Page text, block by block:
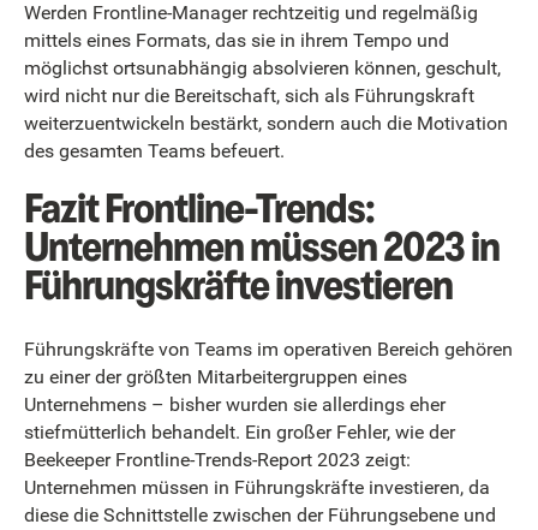
Werden Frontline-Manager rechtzeitig und regelmäßig
mittels eines Formats, das sie in ihrem Tempo und
möglichst ortsunabhängig absolvieren können, geschult,
wird nicht nur die Bereitschaft, sich als Führungskraft
weiterzuentwickeln bestärkt, sondern auch die Motivation
des gesamten Teams befeuert.
Fazit Frontline-Trends:
Unternehmen müssen 2023 in
Führungskräfte investieren
Führungskräfte von Teams im operativen Bereich gehören
zu einer der größten Mitarbeitergruppen eines
Unternehmens – bisher wurden sie allerdings eher
stiefmütterlich behandelt. Ein großer Fehler, wie der
Beekeeper Frontline-Trends-Report 2023 zeigt:
Unternehmen müssen in Führungskräfte investieren, da
diese die Schnittstelle zwischen der Führungsebene und